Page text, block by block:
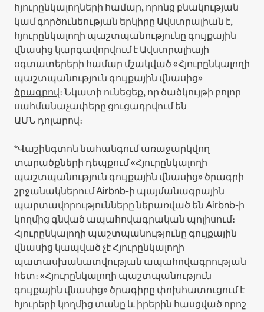
հյուրընկալողների համար, որոնց բնակության
կամ գործունեության երկիրը Ավստրալիան է,
հյուրընկալողի պաշտպանությունը գույքային
վնասից կարգավորվում էԱվստրալիայի
օգտատերերի համար մշակված «Հյուրընկալողի
պաշտպանություն գույքային վնասից»
ծրագրով։ Նկատի ունեցեք, որ ծածկույթի բոլոր
սահմանաչափերը ցուցադրվում են
ԱՄՆ դոլարով։
*Վաշինգտոն նահանգում առաջարկվող
տարածքների դեպքում «Հյուրընկալողի
պաշտպանություն գույքային վնասից» ծրագրի
շրջանակներում Airbnb-ի պայմանագրային
պարտավորությունները ներառված են Airbnb-ի
կողմից գնված ապահովագրական պոլիսում։
Հյուրընկալողի պաշտպանությունը գույքային
վնասից կապված չէ Հյուրընկալողի
պատասխանատվության ապահովագրության
հետ։ «Հյուրընկալողի պաշտպանություն
գույքային վնասից» ծրագիրը փոխհատուցում է
հյուրերի կողմից տանը և իրերին հասցված որոշ